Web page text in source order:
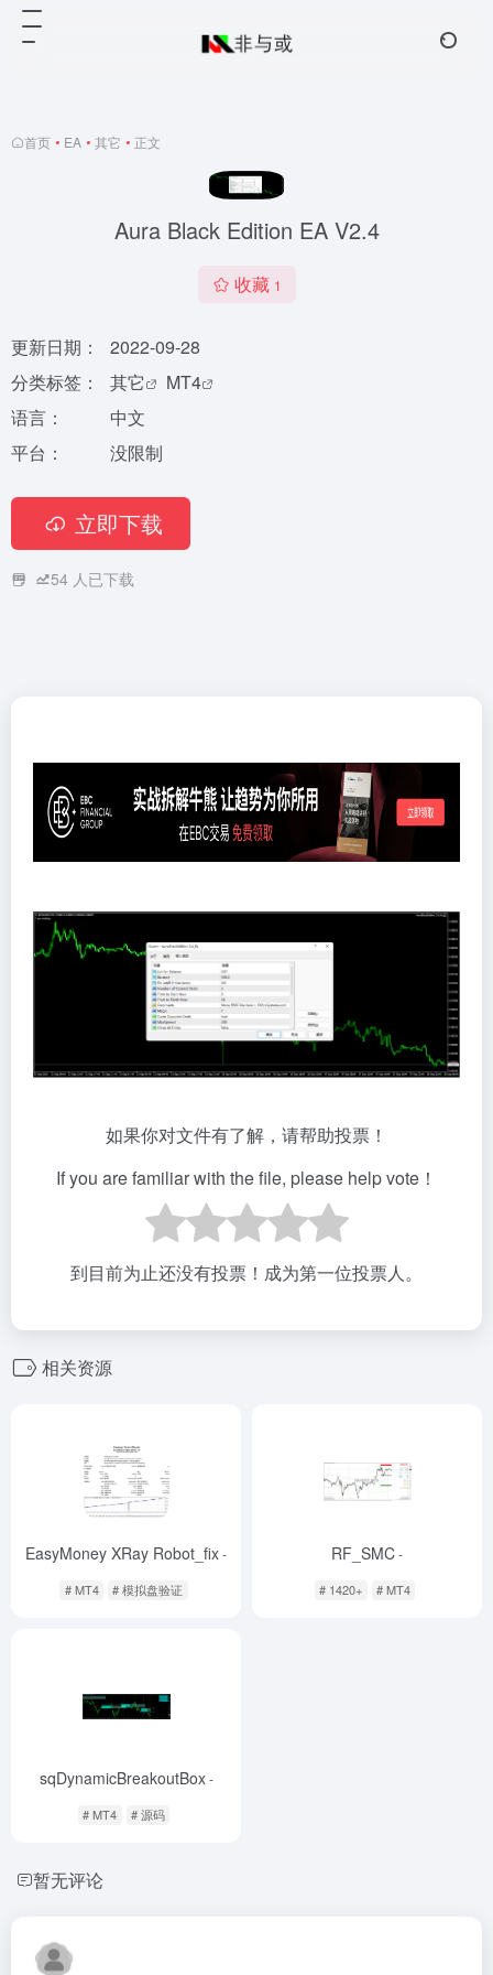
首页 • EA • 其它 • 正文
Aura Black Edition EA V2.4
收藏 1
更新日期：
2022-09-28
分类标签：
其它
MT4
语言：
中文
平台：
没限制
立即下载
54 人已下载
如果你对文件有了解，请帮助投票！
If you are familiar with the file, please help vote！
到目前为止还没有投票！成为第一位投票人。
相关资源
EasyMoney XRay Robot_fix-
# MT4 # 模拟盘验证
RF_SMC-
# 1420+ # MT4
sqDynamicBreakoutBox-
# MT4 # 源码
暂无评论